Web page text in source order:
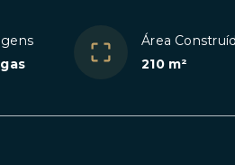
Área
210 m²